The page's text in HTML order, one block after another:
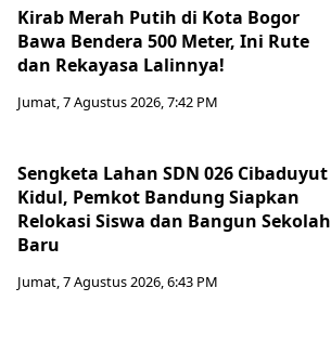
Kirab Merah Putih di Kota Bogor
Bawa Bendera 500 Meter, Ini Rute
dan Rekayasa Lalinnya!
Jumat, 7 Agustus 2026, 7:42 PM
Sengketa Lahan SDN 026 Cibaduyut
Kidul, Pemkot Bandung Siapkan
Relokasi Siswa dan Bangun Sekolah
Baru
Jumat, 7 Agustus 2026, 6:43 PM